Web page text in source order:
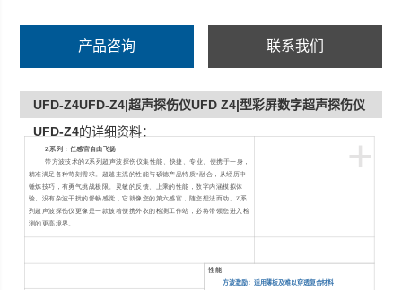
产品咨询 联系我们
UFD-Z4UFD-Z4|超声探伤仪UFD Z4|型彩屏数字超声探伤仪
UFD-Z4的详细资料： +
Z系列：任感官自由飞扬
带方波技术的Z系列超声波探伤仪集性能、快捷、专业、便携于一身，
精准满足各种苛刻需求。超越主流的性能与硕德产品特质*融合，从经历中
锤炼技巧，有勇气挑战极限。灵敏的反馈、上乘的性能，数字内涵模拟体
验、没有杂波干扰的舒畅感觉，它就像您的第六感官，随您想法而动。Z系
列超声波探伤仪更像是一款披着便携外衣的检测工作站，必将带领您进入检
测的更高境界。
性能
方波激励：适用薄板及难以穿透复合材料